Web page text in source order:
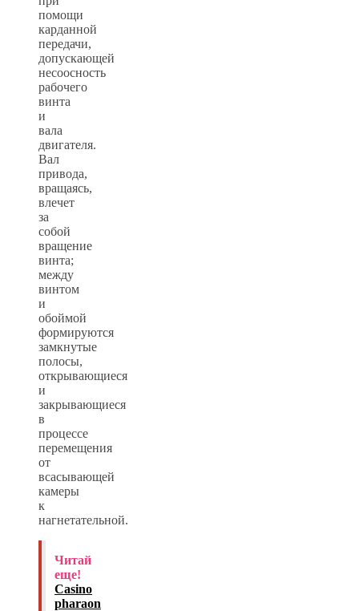
помощи
карданной
передачи,
допускающей
несоосность
рабочего
винта
и
вала
двигателя.
Вал
привода,
вращаясь,
влечет
за
собой
вращение
винта;
между
винтом
и
обоймой
формируются
замкнутые
полосы,
открывающиеся
и
закрывающиеся
в
процессе
перемещения
от
всасывающей
камеры
к
нагнетательной.
Читай
еще!
Casino
pharaon